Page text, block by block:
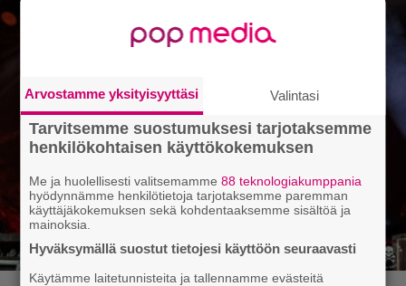
Arvostamme yksityisyyttäsi Valintasi
Tarvitsemme suostumuksesi tarjotaksemme
henkilökohtaisen käyttökokemuksen
Me ja huolellisesti valitsemamme88 teknologiakumppania
hyödynnämme henkilötietoja tarjotaksemme paremman
käyttäjäkokemuksen sekä kohdentaaksemme sisältöä ja
mainoksia.
Hyväksymällä suostut tietojesi käyttöön seuraavasti
Käytämme laitetunnisteita ja tallennamme evästeitä